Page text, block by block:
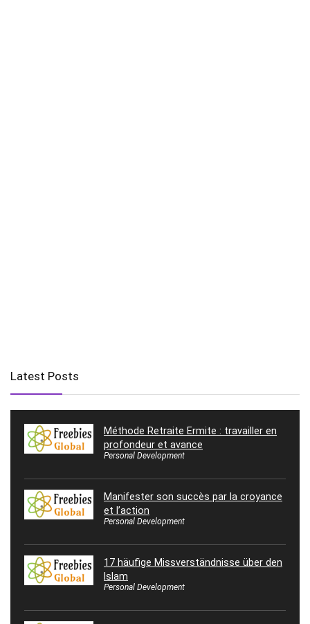
Latest Posts
Méthode Retraite Ermite : travailler en
profondeur et avance
Personal Development
Manifester son succès par la croyance
et l’action
Personal Development
17 häufige Missverständnisse über den
Islam
Personal Development